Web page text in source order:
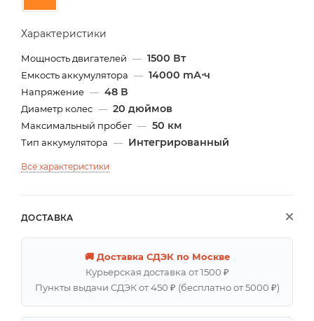
Характеристики
Мощность двигателей — 1500 Вт
Емкость аккумулятора — 14000 mА⋅ч
Напряжение — 48 В
Диаметр колес — 20 дюймов
Максимальный пробег — 50 км
Тип аккумулятора — Интегрированный
Все характеристики
ДОСТАВКА
🚚 Доставка СДЭК по Москве
Курьерская доставка от 1500 ₽
Пункты выдачи СДЭК от 450 ₽ (бесплатно от 5000 ₽)